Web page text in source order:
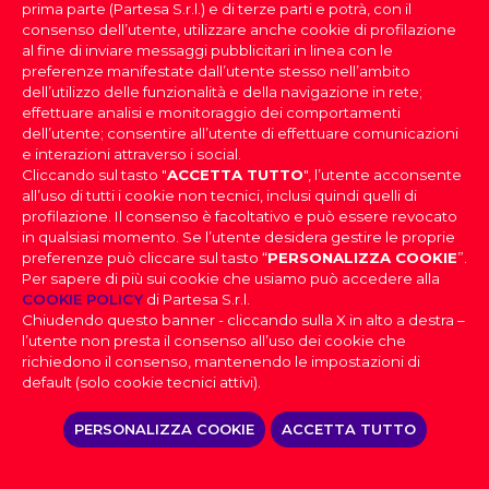
prima parte (Partesa S.r.l.) e di terze parti e potrà, con il
consenso dell’utente, utilizzare anche cookie di profilazione
al fine di inviare messaggi pubblicitari in linea con le
preferenze manifestate dall’utente stesso nell’ambito
dell’utilizzo delle funzionalità e della navigazione in rete;
effettuare analisi e monitoraggio dei comportamenti
dell’utente; consentire all’utente di effettuare comunicazioni
e interazioni attraverso i social.
Cliccando sul tasto "ACCETTA TUTTO", l’utente acconsente
all’uso di tutti i cookie non tecnici, inclusi quindi quelli di
profilazione. Il consenso è facoltativo e può essere revocato
in qualsiasi momento. Se l’utente desidera gestire le proprie
preferenze può cliccare sul tasto “PERSONALIZZA COOKIE”.
Per sapere di più sui cookie che usiamo può accedere alla
COOKIE POLICY di Partesa S.r.l.
Chiudendo questo banner - cliccando sulla X in alto a destra –
l’utente non presta il consenso all’uso dei cookie che
richiedono il consenso, mantenendo le impostazioni di
default (solo cookie tecnici attivi).
PERSONALIZZA COOKIE ACCETTA TUTTO
OSCAR QUALITÀ-PREZZO AL ROERO
ARNEIS 2024
TRE BICCHIERI – BIANCO DELL’ANNO
GAMBERO ROSSO 2026 ROERO ARNEIS
RISERVA RENESIO INCISA 2020
GESSAIA, IL VOLTO AUTENTICO DELLA
MAREMMA PREMIATO AL CONCOURS
MONDIAL
PARTESA s.r.l., società unipersonale, direzione e
coordinamento di Heineken N.V. ai sensi dell’art. 2497 bis
del codice civile, con sede legale in Sesto San Giovanni,
Viale Edison n. 110Capitale sociale Euro 2.550.000,00 i.v.,
Codice Fiscale, nr. di iscrizione al Registro Imprese di Milano
e Partita IVA 09806270154, Email: info@partesa.it
Privacy Policy|Cookies Policy|Impostazioni
Cookies|Codice Etico |Dichiarazione di